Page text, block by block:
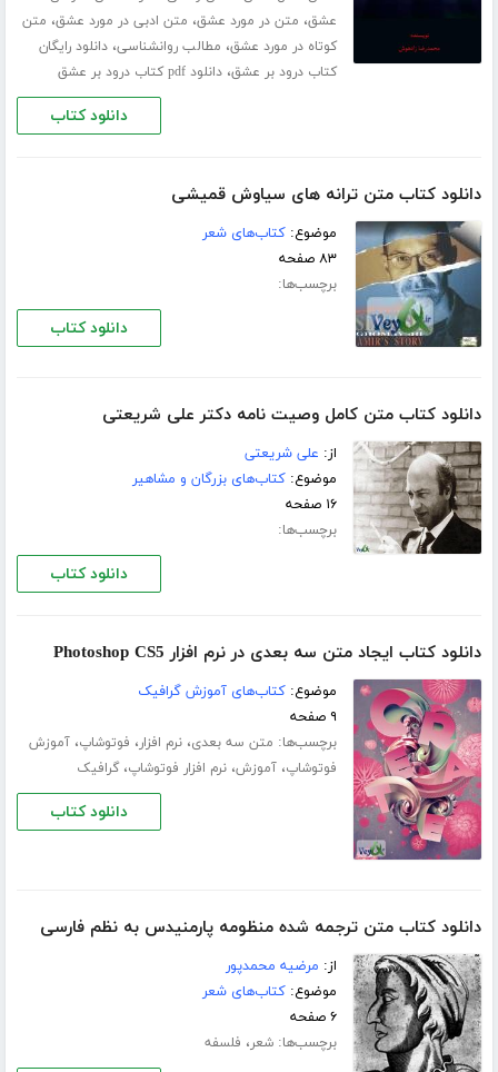
عشق، متن در مورد عشق، متن ادبی در مورد عشق، متن
کوتاه در مورد عشق، مطالب روانشناسی،دانلود رایگان
کتاب درود بر عشق،دانلود pdf کتاب درود بر عشق
دانلود کتاب
دانلود کتاب متن ترانه های سیاوش قمیشی
موضوع:کتاب‌های شعر
۸۳ صفحه
برچسب‌ها:
دانلود کتاب
دانلود کتاب متن کامل وصیت نامه دکتر علی شریعتی
از: علی شریعتی
موضوع:کتاب‌های بزرگان و مشاهیر
۱۶ صفحه
برچسب‌ها:
دانلود کتاب
دانلود کتاب ایجاد متن سه بعدی در نرم افزار Photoshop CS5
موضوع:کتاب‌های آموزش گرافیک
۹ صفحه
برچسب‌ها: متن سه بعدی،نرم افزار، فوتوشاپ،آموزش
فوتوشاپ،آموزش،نرم افزار فوتوشاپ،گرافیک
دانلود کتاب
دانلود کتاب متن ترجمه شده منظومه پارمنیدس به نظم فارسی
از: مرضیه محمدپور
موضوع:کتاب‌های شعر
۶ صفحه
برچسب‌ها:شعر، فلسفه